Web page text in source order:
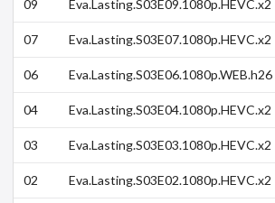
09
Eva.Lasting.S03E09.1080p.HEVC.x2
07
Eva.Lasting.S03E07.1080p.HEVC.x2
06
Eva.Lasting.S03E06.1080p.WEB.h26
04
Eva.Lasting.S03E04.1080p.HEVC.x2
03
Eva.Lasting.S03E03.1080p.HEVC.x2
02
Eva.Lasting.S03E02.1080p.HEVC.x2